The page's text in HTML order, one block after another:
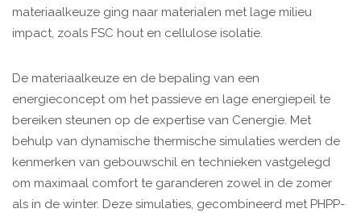
materiaalkeuze ging naar materialen met lage milieu
impact, zoals FSC hout en cellulose isolatie.
De materiaalkeuze en de bepaling van een
energieconcept om het passieve en lage energiepeil te
bereiken steunen op de expertise van Cenergie. Met
behulp van dynamische thermische simulaties werden de
kenmerken van gebouwschil en technieken vastgelegd
om maximaal comfort te garanderen zowel in de zomer
als in de winter. Deze simulaties, gecombineerd met PHPP-